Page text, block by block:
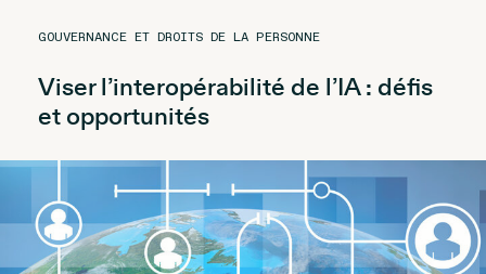
GOUVERNANCE ET DROITS DE LA PERSONNE
Viser l’interopérabilité de l’IA : défis
et opportunités